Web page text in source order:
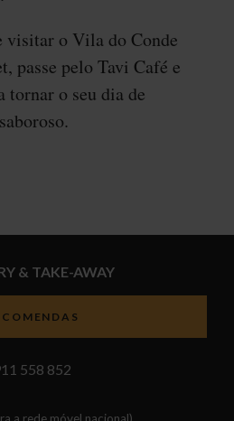
visitar o Vila do Conde
passe pelo Tavi Café e
tornar o seu dia de
& TAKE-AWAY
558 852